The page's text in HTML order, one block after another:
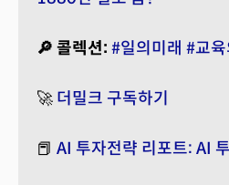
🔎 콜렉션: #일의미래 #교육
🚀 더밀크 구독하기
📕 AI 투자전략 리포트: AI